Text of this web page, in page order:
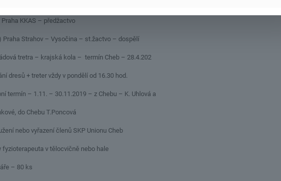
KKAS – předžactvo
Strahov – Vysočina – st.žactvo – dospělí
tretra – krajská kola – termín Cheb – 28.4.202
+ treter vždy v pondělí od 16.30 hod.
– 1.11. – 30.11.2019 – z Chebu – K. Uhlová a
do Chebu T.Poncová
nebo vyřazení členů SKP Unionu Cheb
v tělocvičně nebo hale
– 80 ks